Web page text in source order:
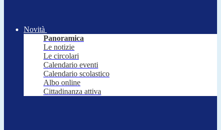
Novità
Panoramica
Le notizie
Le circolari
Calendario eventi
Calendario scolastico
Albo online
Cittadinanza attiva